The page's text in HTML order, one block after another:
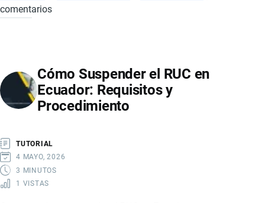
TRANSFERENCIA
NOMBRES
COMERCIALES
EN
EMPRESAS
DE
IMPORTACIÓN
comentarios
Cómo Suspender el RUC en
Ecuador: Requisitos y
Procedimiento
TUTORIAL
4 MAYO, 2026
3 MINUTOS
1 VISTAS